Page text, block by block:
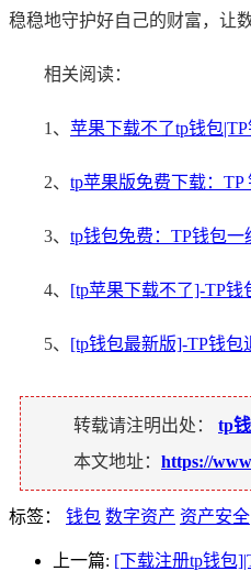
稳稳地守护好自己的财富，让
相关阅读：
1、 苹果下载不了tp钱包
2、 tp苹果版免费下载：
3、 tp钱包免费：TP钱包一
4、 [tp苹果下载不了]-TP
5、 [tp钱包最新版]-TP钱
转载请注明出处： tp
本文地址： https://
标签： 钱包 数字资产 资产安全
上一篇: [下载注册tp钱包